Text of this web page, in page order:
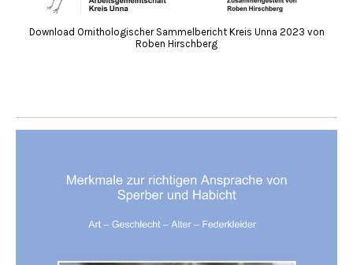
Download Ornithologischer Sammelbericht Kreis Unna 2023 von
Roben Hirschberg